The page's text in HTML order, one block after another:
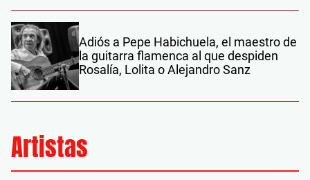
Adiós a Pepe Habichuela, el maestro de
la guitarra flamenca al que despiden
Rosalía, Lolita o Alejandro Sanz
Artistas